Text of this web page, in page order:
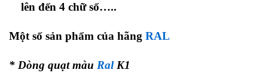
lên đến 4 chữ số…..
Một số sản phẩm của hãng RAL
* Dòng quạt màu RalK1